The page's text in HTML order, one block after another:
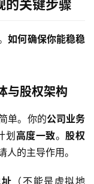
的关键步骤
如何确保你能稳稳
与股权架构
单。你的公司业务
划 高度一致。股权
的主导作用。
（不能是虚拟地